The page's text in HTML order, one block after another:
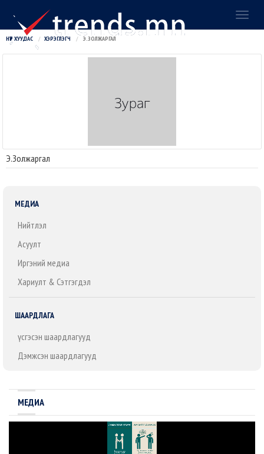
НҮҮР ХУУДАС ХЭРЭГЛЭГЧ Э.ЗОЛЖАРГАЛ
Э.Золжаргал
МЕДИА
Нийтлэл
Асуулт
Иргэний медиа
Хариулт & Сэтгэгдэл
ШААРДЛАГА
Үүсгэсэн шаардлагууд
Дэмжсэн шаардлагууд
МЕДИА